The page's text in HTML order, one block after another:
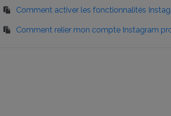
Comment activer les fonctionnalités
Comment relier mon compte Instagram